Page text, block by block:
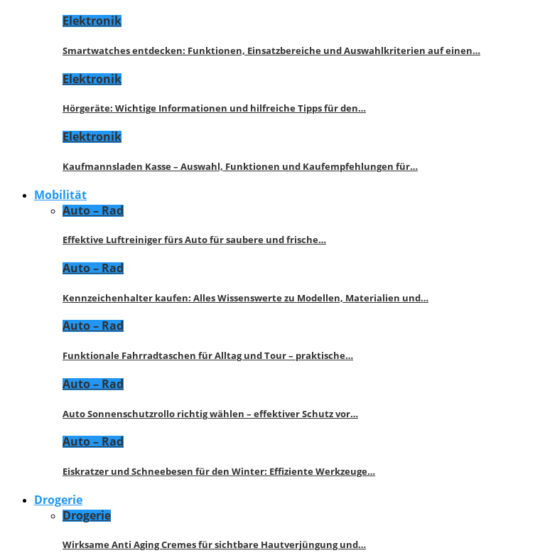
Elektronik
Smartwatches entdecken: Funktionen, Einsatzbereiche und Auswahlkriterien auf einen…
Elektronik
Hörgeräte: Wichtige Informationen und hilfreiche Tipps für den…
Elektronik
Kaufmannsladen Kasse – Auswahl, Funktionen und Kaufempfehlungen für…
Mobilität
Auto – Rad
Effektive Luftreiniger fürs Auto für saubere und frische…
Auto – Rad
Kennzeichenhalter kaufen: Alles Wissenswerte zu Modellen, Materialien und…
Auto – Rad
Funktionale Fahrradtaschen für Alltag und Tour – praktische…
Auto – Rad
Auto Sonnenschutzrollo richtig wählen – effektiver Schutz vor…
Auto – Rad
Eiskratzer und Schneebesen für den Winter: Effiziente Werkzeuge…
Drogerie
Drogerie
Wirksame Anti Aging Cremes für sichtbare Hautverjüngung und…